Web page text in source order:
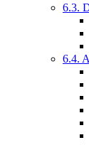
6.3.
6.4.